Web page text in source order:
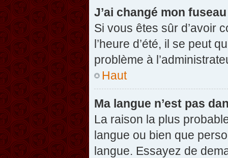
J’ai changé mon
Si vous êtes sûr d’avoir
l’heure d’été, il se peut
problème à
Haut
Ma langue n’est pas
La raison la plus
langue ou bien que
langue. Essayez de